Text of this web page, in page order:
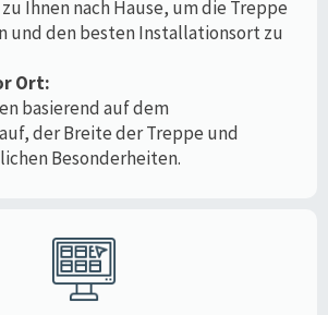
Ihnen nach Hause, um die Treppe
und den besten Installationsort zu
Ort:
basierend auf dem
der Breite der Treppe und
Besonderheiten.